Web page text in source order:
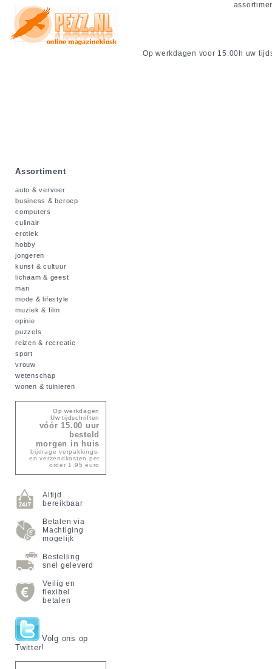
Op werkdagen voor 15:00h uw
Assortiment
auto & vervoer
business & beroep
computers
culinair
erotiek
hobby
jongeren
kunst & cultuur
lichaam & geest
man
mode & lifestyle
muziek & film
opinie
puzzels
reizen & recreatie
sport
vrouw
wetenschap
wonen & tuinieren
Op werkdagen
Uw tijdschriften
vóór 15.00 uur
besteld
morgen in huis
bijdrage verpakkings-
en verzendkosten per
order 1,95 euro
Altijd
bereikbaar
Betalen via
Machtiging
mogelijk
Bestelling
snel geleverd
Veilig en
flexibel
betalen
Volg ons op
Twitter!